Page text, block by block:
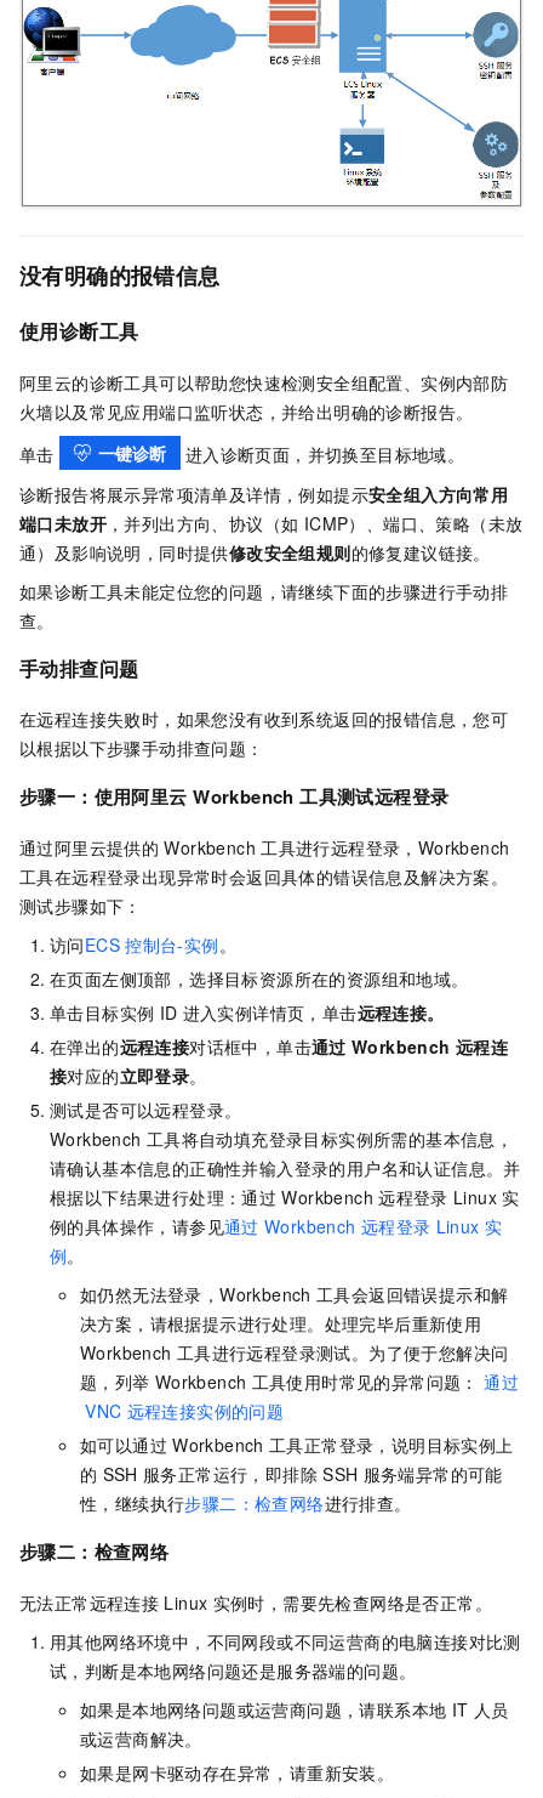
没有明确的报错信息
使用诊断工具
阿里云的诊断工具可以帮助您快速检测安全组配置、实例内部防
火墙以及常见应用端口监听状态，并给出明确的诊断报告。
单击
一键诊断
进入诊断页面，并切换至目标地域。
诊断报告将展示异常项清单及详情，例如提示安全组入方向常用
端口未放开 ，并列出方向、协议（如 ICMP）、端口、策略（未放
通）及影响说明，同时提供修改安全组规则的修复建议链接。
如果诊断工具未能定位您的问题，请继续下面的步骤进行手动排
查。
手动排查问题
在远程连接失败时，如果您没有收到系统返回的报错信息，您可
以根据以下步骤手动排查问题：
步骤一：使用阿里云 Workbench 工具测试远程登录
通过阿里云提供的 Workbench 工具进行远程登录，Workbench
工具在远程登录出现异常时会返回具体的错误信息及解决方案。
测试步骤如下：
访问ECS 控制台-实例。
在页面左侧顶部，选择目标资源所在的资源组和地域。
单击目标实例 ID 进入实例详情页，单击远程连接。
在弹出的远程连接对话框中，单击通过 Workbench 远程连
接对应的立即登录。
测试是否可以远程登录。
Workbench 工具将自动填充登录目标实例所需的基本信息，
请确认基本信息的正确性并输入登录的用户名和认证信息。并
根据以下结果进行处理：通过 Workbench 远程登录 Linux 实
例的具体操作，请参见通过 Workbench 远程登录 Linux 实
例。
如仍然无法登录，Workbench 工具会返回错误提示和解
决方案，请根据提示进行处理。处理完毕后重新使用
Workbench 工具进行远程登录测试。为了便于您解决问
题，列举 Workbench 工具使用时常见的异常问题：通过
VNC 远程连接实例的问题
如可以通过 Workbench 工具正常登录，说明目标实例上
的 SSH 服务正常运行，即排除 SSH 服务端异常的可能
性，继续执行步骤二：检查网络进行排查。
步骤二：检查网络
无法正常远程连接 Linux 实例时，需要先检查网络是否正常。
用其他网络环境中，不同网段或不同运营商的电脑连接对比测
试，判断是本地网络问题还是服务器端的问题。
如果是本地网络问题或运营商问题，请联系本地 IT 人员
或运营商解决。
如果是网卡驱动存在异常，请重新安装。